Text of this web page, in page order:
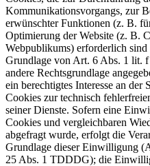
Kommunikationsvorgangs, zur
erwünschter Funktionen (z. B.
Optimierung der Website (z. B.
Webpublikums) erforderlich
Grundlage von Art. 6 Abs. 1 lit.
andere Rechtsgrundlage
ein berechtigtes Interesse an
Cookies zur technisch
seiner Dienste. Sofern eine
Cookies und vergleichbaren
abgefragt wurde, erfolgt die
Grundlage dieser Einwilligung
25 Abs. 1 TDDDG); die